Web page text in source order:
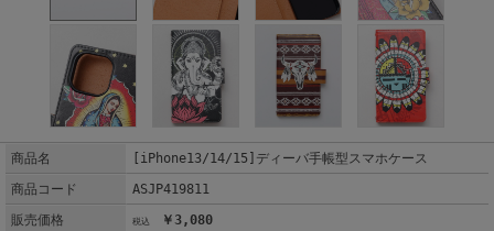
商品名
[iPhone13/14/15]ディーバ手帳型スマホケース
商品コード
ASJP419811
販売価格
￥3,080